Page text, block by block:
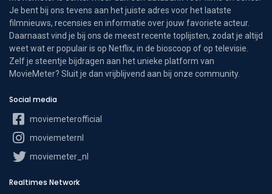
Je bent bij ons tevens aan het juiste adres voor het laatste
filmnieuws, recensies en informatie over jouw favoriete acteur.
Daarnaast vind je bij ons de meest recente toplijsten, zodat je altijd
weet wat er populair is op Netflix, in de bioscoop of op televisie.
Zelf je steentje bijdragen aan het unieke platform van
MovieMeter? Sluit je dan vrijblijvend aan bij onze community.
Social media
moviemeterofficial
moviemeternl
moviemeter_nl
Realtimes Network